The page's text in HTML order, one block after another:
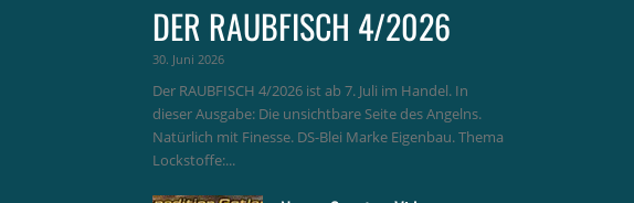
DER RAUBFISCH 4/2026
30. Juni 2026
Der RAUBFISCH 4/2026 ist ab 7. Juli im Handel. In
dieser Ausgabe: Die unsichtbare Seite des Angelns.
Natürlich mit Finesse. DS-Blei Marke Eigenbau. Thema
Lockstoffe:...